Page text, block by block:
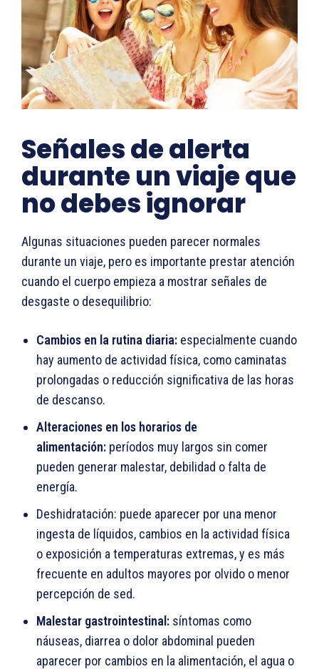
Señales de alerta
durante un viaje que
no debes ignorar
Algunas situaciones pueden parecer normales
durante un viaje, pero es importante prestar atención
cuando el cuerpo empieza a mostrar señales de
desgaste o desequilibrio:
Cambios en la rutina diaria: especialmente cuando
hay aumento de actividad física, como caminatas
prolongadas o reducción significativa de las horas
de descanso.
Alteraciones en los horarios de
alimentación: períodos muy largos sin comer
pueden generar malestar, debilidad o falta de
energía.
Deshidratación: puede aparecer por una menor
ingesta de líquidos, cambios en la actividad física
o exposición a temperaturas extremas, y es más
frecuente en adultos mayores por olvido o menor
percepción de sed.
Malestar gastrointestinal: síntomas como
náuseas, diarrea o dolor abdominal pueden
aparecer por cambios en la alimentación, el agua o